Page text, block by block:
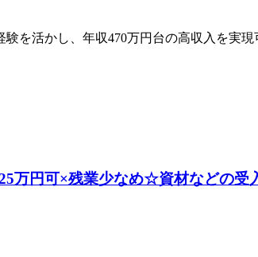
を活かし、年収470万円台の高収入を実
万円可×残業少なめ☆資材などの受